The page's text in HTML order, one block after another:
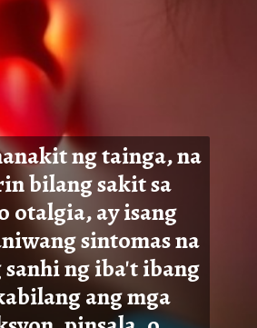
ng tainga, na
bilang sakit sa
otalgia, ay isang
sintomas na
ng iba't ibang
g ang mga